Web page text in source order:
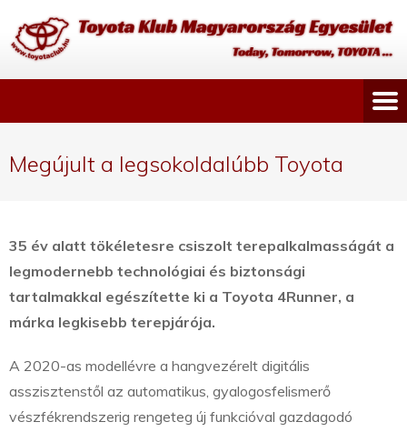
Megújult a legsokoldalúbb Toyota
35 év alatt tökéletesre csiszolt terepalkalmasságát a
legmodernebb technológiai és biztonsági
tartalmakkal egészítette ki a Toyota 4Runner, a
márka legkisebb terepjárója.
A 2020-as modellévre a hangvezérelt digitális
asszisztenstől az automatikus, gyalogosfelismerő
vészfékrendszerig rengeteg új funkcióval gazdagodó